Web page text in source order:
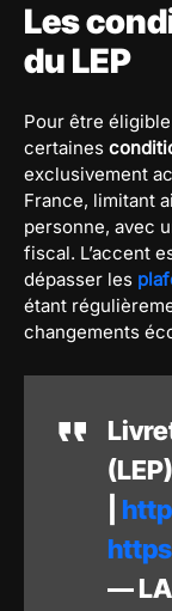
Les
du LEP
Pour être
certaines
exclusivement
France, limitant
personne, avec
fiscal. L’accent
dépasser les
étant
changements
—